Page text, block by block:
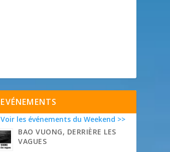
EVÉNEMENTS
Voir les événements du Weekend >>
BAO VUONG, DERRIÈRE LES
VAGUES